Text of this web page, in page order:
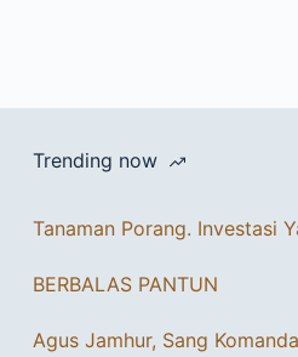
Trending now
Tanaman Porang. Investasi
BERBALAS PANTUN
Agus Jamhur, Sang